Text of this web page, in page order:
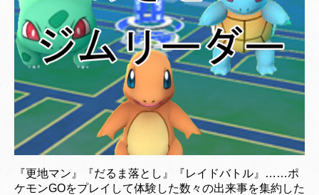
『更地マン』『だるま落とし』『レイドバトル』……ポ
ケモンGOをプレイして体験した数々の出来事を集約した